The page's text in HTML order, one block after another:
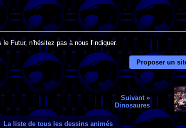
Futur, n'hésitez pas à nous l'indiquer.
Proposer un
Suivant »
Dinosaures
La liste de tous les dessins animés